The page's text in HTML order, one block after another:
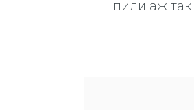
пили аж